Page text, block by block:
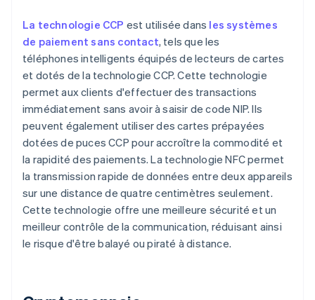
La technologie CCP est utilisée dans les systèmes
de paiement sans contact, tels que les
téléphones intelligents équipés de lecteurs de cartes
et dotés de la technologie CCP. Cette technologie
permet aux clients d'effectuer des transactions
immédiatement sans avoir à saisir de code NIP. Ils
peuvent également utiliser des cartes prépayées
dotées de puces CCP pour accroître la commodité et
la rapidité des paiements. La technologie NFC permet
la transmission rapide de données entre deux appareils
sur une distance de quatre centimètres seulement.
Cette technologie offre une meilleure sécurité et un
meilleur contrôle de la communication, réduisant ainsi
le risque d'être balayé ou piraté à distance.